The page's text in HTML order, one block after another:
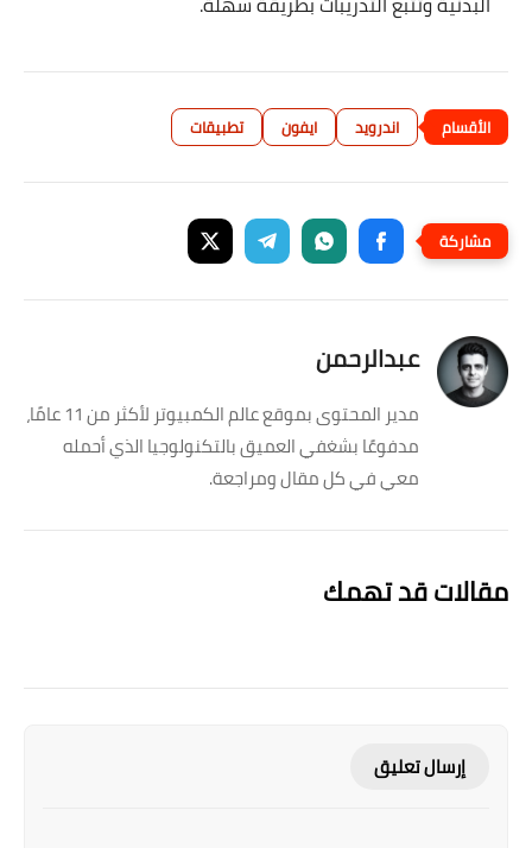
اندرويد ايفون تطبيقات
عبدالرحمن
مدير المحتوى بموقع عالم الكمبيوتر لأكثر من 11 عامًا،
مدفوعًا بشغفي العميق بالتكنولوجيا الذي أحمله
معي في كل مقال ومراجعة.
مقالات قد تهمك
إرسال تعليق